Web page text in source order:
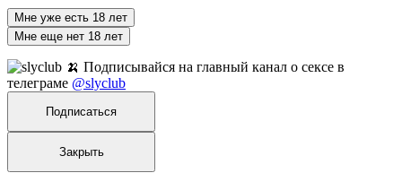
Мне уже есть 18 лет
Мне еще нет 18 лет
🍌 Подписывайся на главный канал о сексе в
телеграме @slyclub
Подписаться
Закрыть